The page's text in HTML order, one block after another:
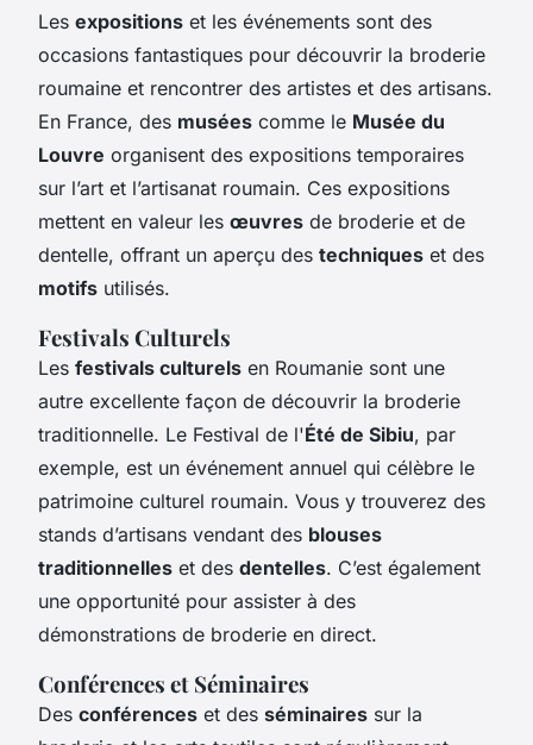
Les expositions et les événements sont des
occasions fantastiques pour découvrir la broderie
roumaine et rencontrer des artistes et des artisans.
En France, des musées comme le Musée du
Louvre organisent des expositions temporaires
sur l’art et l’artisanat roumain. Ces expositions
mettent en valeur les œuvres de broderie et de
dentelle, offrant un aperçu des techniques et des
motifs utilisés.
Festivals Culturels
Les festivals culturels en Roumanie sont une
autre excellente façon de découvrir la broderie
traditionnelle. Le Festival de l'Été de Sibiu, par
exemple, est un événement annuel qui célèbre le
patrimoine culturel roumain. Vous y trouverez des
stands d’artisans vendant des blouses
traditionnelles et des dentelles. C’est également
une opportunité pour assister à des
démonstrations de broderie en direct.
Conférences et Séminaires
Des conférences et des séminaires sur la